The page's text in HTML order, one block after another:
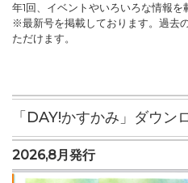
年1回、イベントやいろいろな情報を
※最新号を掲載しております。過去
ただけます。
「DAY!かすかみ」ダウン
2026,8月発行